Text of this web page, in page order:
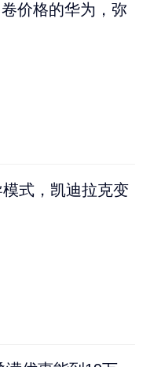
价格的华为，弥
模式，凯迪拉克变